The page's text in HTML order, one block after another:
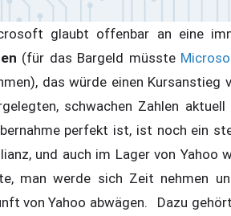
glaubt offenbar an eine
(für das Bargeld müsste
das würde einen Kursanstieg
schwachen Zahlen aktuell
perfekt ist, ist noch ein
und auch im Lager von Yahoo
man werde sich Zeit nehmen
von Yahoo abwägen. Dazu